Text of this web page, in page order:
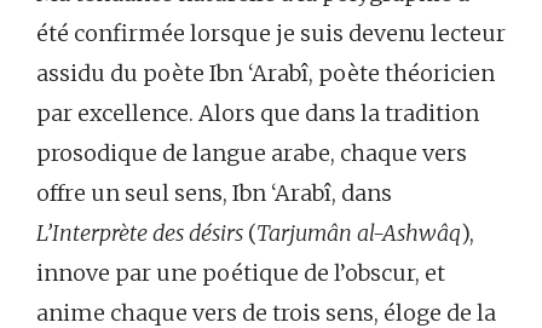
été confirmée lorsque je suis devenu lecteur
assidu du poète Ibn ‘Arabî, poète théoricien
par excellence. Alors que dans la tradition
prosodique de langue arabe, chaque vers
offre un seul sens, Ibn ‘Arabî, dans
L’Interprète des désirs (Tarjumân al-Ashwâq),
innove par une poétique de l’obscur, et
anime chaque vers de trois sens, éloge de la